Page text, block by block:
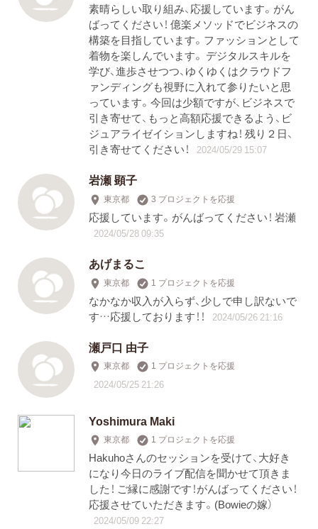
素晴らしい取り組み、応援しています。がん
ばってください！ 億楽メソッドでビジネスの
構築を目指しています。ファッションとして
着物を楽しんでいます。 デジタルスキルを
学び、進歩させつつ、ゆくゆくはクラウドフ
ァンディングも視野に入れて参りたいと思
っています。今回は少額ですが、ビジネスで
引き寄せて、もっと高額応援できるよう、ビ
ジュアライゼイションしますね！ 残り２日、
引き寄せてください！
2024/05/29 15:07
岩瀬 顕子
東京都 3 プロジェクトを応援
応援しています。がんばってください！ 岩瀬
2024/05/28 09:35
あげまるこ
東京都 1 プロジェクトを応援
なかなか収入が入らず、少しで申し訳ないで
す…応援しております！！
2024/05/26 21:16
瀬戸口 由子
東京都 1 プロジェクトを応援
2024/05/25 21:26
Yoshimura Maki
東京都 1 プロジェクトを応援
Hakuhoさんのセッションを受けて、大好き
になり今日のライブ配信を聞かせて頂きま
した！ ご縁に感謝です！がんばってください！
応援させていただきます。(Bowieの嫁）
2024/05/09 22:27